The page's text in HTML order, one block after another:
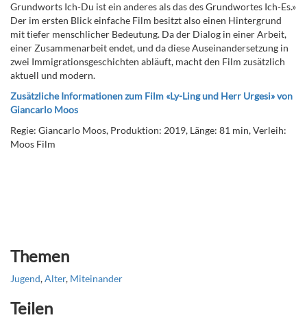
Grundworts Ich-Du ist ein anderes als das des Grundwortes Ich-Es.»
Der im ersten Blick einfache Film besitzt also einen Hintergrund
mit tiefer menschlicher Bedeutung. Da der Dialog in einer Arbeit,
einer Zusammenarbeit endet, und da diese Auseinandersetzung in
zwei Immigrationsgeschichten abläuft, macht den Film zusätzlich
aktuell und modern.
Zusätzliche Informationen zum Film «Ly-Ling und Herr Urgesi» von
Giancarlo Moos
Regie: Giancarlo Moos, Produktion: 2019, Länge: 81 min, Verleih:
Moos Film
Themen
Jugend,Alter, Miteinander
Teilen